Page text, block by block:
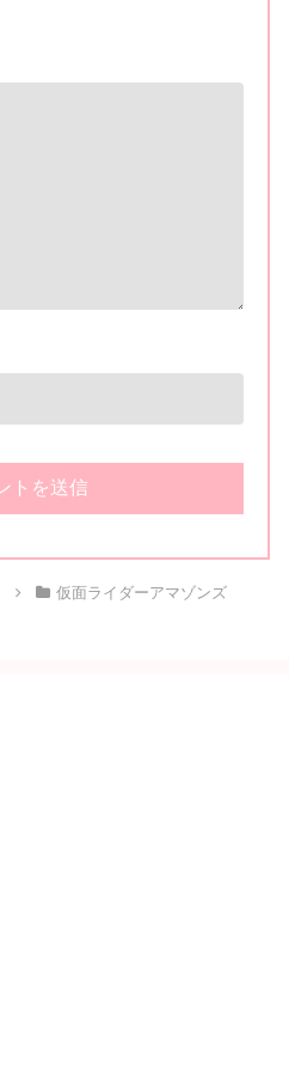
仮面ライダーアマゾンズ